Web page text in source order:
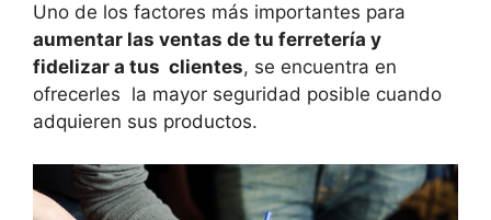
Uno de los factores más importantes para
aumentar las ventas de tu ferretería y
fidelizar a tus clientes, se encuentra en
ofrecerles la mayor seguridad posible cuando
adquieren sus productos.